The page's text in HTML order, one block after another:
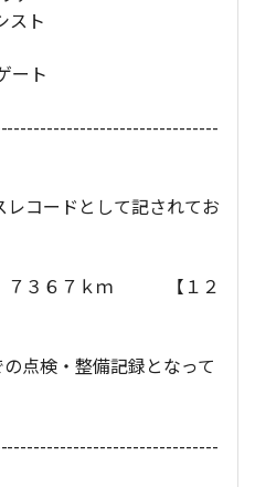
スト
ート
コードとして記されてお
６７ｋｍ 【１２
点検・整備記録となって